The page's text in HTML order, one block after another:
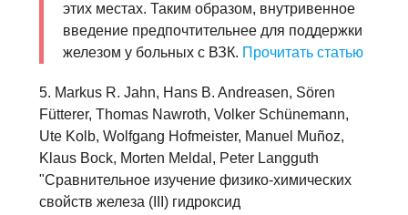
этих местах. Таким образом, внутривенное
введение предпочтительнее для поддержки
железом у больных с ВЗК. Прочитать статью
5. Markus R. Jahn, Hans B. Andreasen, Sören
Fütterer, Thomas Nawroth, Volker Schünemann,
Ute Kolb, Wolfgang Hofmeister, Manuel Muñoz,
Klaus Bock, Morten Meldal, Peter Langguth
"Сравнительное изучение физико-химических
свойств железа (III) гидроксид